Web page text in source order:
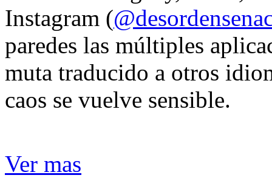
Instagram (
paredes las múltiples
muta traducido a otros
caos se vuelve sensible.
Ver mas